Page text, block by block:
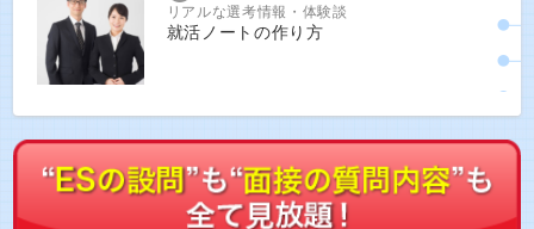
リアルな選考情報・体験談
就活ノートの作り方